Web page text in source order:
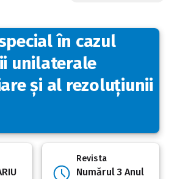
în cazul
unilaterale
și al rezoluțiunii
Revista
Numărul 3 Anul